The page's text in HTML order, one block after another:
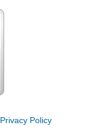
Privacy Policy